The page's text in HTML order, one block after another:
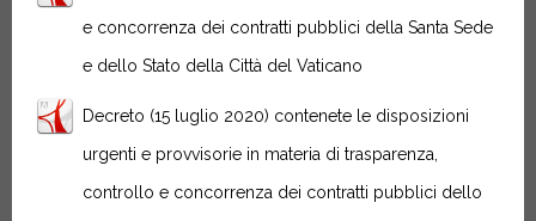
e concorrenza dei contratti pubblici della Santa Sede
e dello Stato della Città del Vaticano
Decreto (15 luglio 2020) contenete le disposizioni
urgenti e provvisorie in materia di trasparenza,
controllo e concorrenza dei contratti pubblici dello